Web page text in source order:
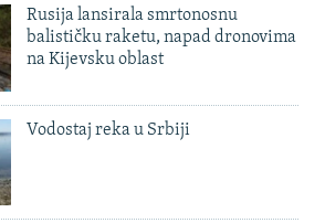
Rusija lansirala smrtonosnu
balističku raketu, napad dronovima
na Kijevsku oblast
Vodostaj reka u Srbiji